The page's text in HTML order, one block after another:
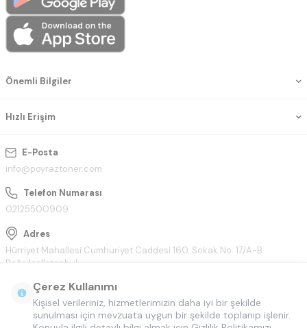
E-Posta
info@poyraztoner.com
Telefon Numarası
02125500909
Adres
Hürriyet Mahallesi Cumhuriyet Caddesi 160. Sokak No: 17/A-B
Bağcılar/İstanbul
Önemli Bilgiler
Hızlı Erişim
Çerez Kullanımı
Kişisel verileriniz, hizmetlerimizin daha iyi bir şekilde
sunulması için mevzuata uygun bir şekilde toplanıp işlenir.